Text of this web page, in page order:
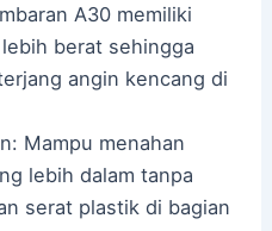
A30 memiliki
berat sehingga
angin kencang di
Mampu menahan
lebih dalam tanpa
serat plastik di bagian